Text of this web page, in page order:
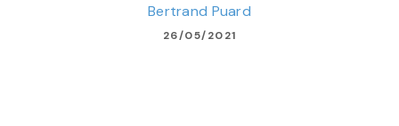
Bertrand Puard
26/05/2021